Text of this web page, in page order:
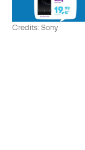
Credits: Sony